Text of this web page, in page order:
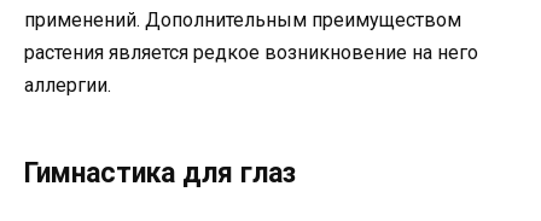
применений. Дополнительным преимуществом
растения является редкое возникновение на него
аллергии.
Гимнастика для глаз